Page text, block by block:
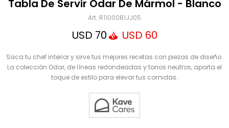
Tabla De Servir Odar De Mármol - Blanco
R1100081JJ05
USD 70 USD 60
Saca tu chef interior y sirve tus mejores recetas con piezas de diseño.
La colección Odar, de líneas redondeadas y tonos neutros, aporta el
toque de estilo para elevar tus comidas.